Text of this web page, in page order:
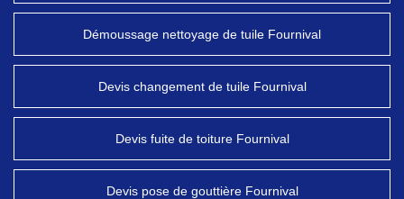
Démoussage nettoyage de tuile Fournival
Devis changement de tuile Fournival
Devis fuite de toiture Fournival
Devis pose de gouttière Fournival